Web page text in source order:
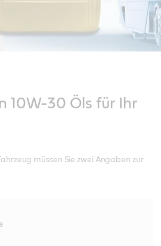
10W-30 Öls für Ihr
müssen Sie zwei Angaben zur